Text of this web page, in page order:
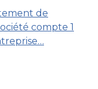
de
compte 1